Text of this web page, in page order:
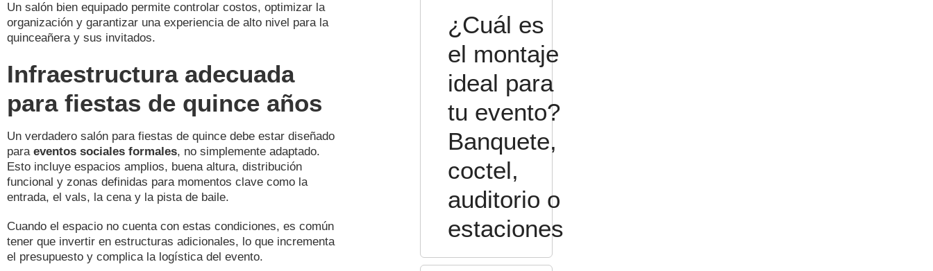
Un salón bien equipado permite controlar costos, optimizar la
organización y garantizar una experiencia de alto nivel para la
quinceañera y sus invitados.
Infraestructura adecuada
para fiestas de quince años
Un verdadero salón para fiestas de quince debe estar diseñado
para eventos sociales formales, no simplemente adaptado.
Esto incluye espacios amplios, buena altura, distribución
funcional y zonas definidas para momentos clave como la
entrada, el vals, la cena y la pista de baile.
Cuando el espacio no cuenta con estas condiciones, es común
tener que invertir en estructuras adicionales, lo que incrementa
el presupuesto y complica la logística del evento.
¿Cuál es
el montaje
ideal para
tu evento?
Banquete,
coctel,
auditorio o
estaciones